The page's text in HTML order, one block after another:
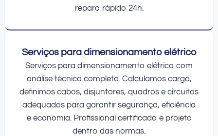
reparo rápido 24h.
Serviços para dimensionamento elétrico
Serviços para dimensionamento elétrico com
análise técnica completa. Calculamos carga,
definimos cabos, disjuntores, quadros e circuitos
adequados para garantir segurança, eficiência
e economia. Profissional certificado e projeto
dentro das normas.